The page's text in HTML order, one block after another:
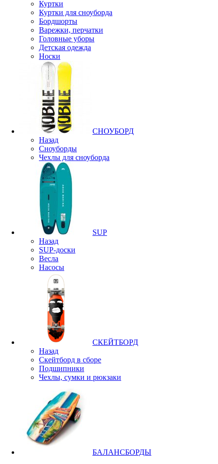
Куртки
Куртки для сноуборда
Бордшорты
Варежки, перчатки
Головные уборы
Детская одежда
Носки
СНОУБОРД
Назад
Сноуборды
Чехлы для сноуборда
SUP
Назад
SUP-доски
Весла
Насосы
СКЕЙТБОРД
Назад
Скейтборд в сборе
Подшипники
Чехлы, сумки и рюкзаки
БАЛАНСБОРДЫ